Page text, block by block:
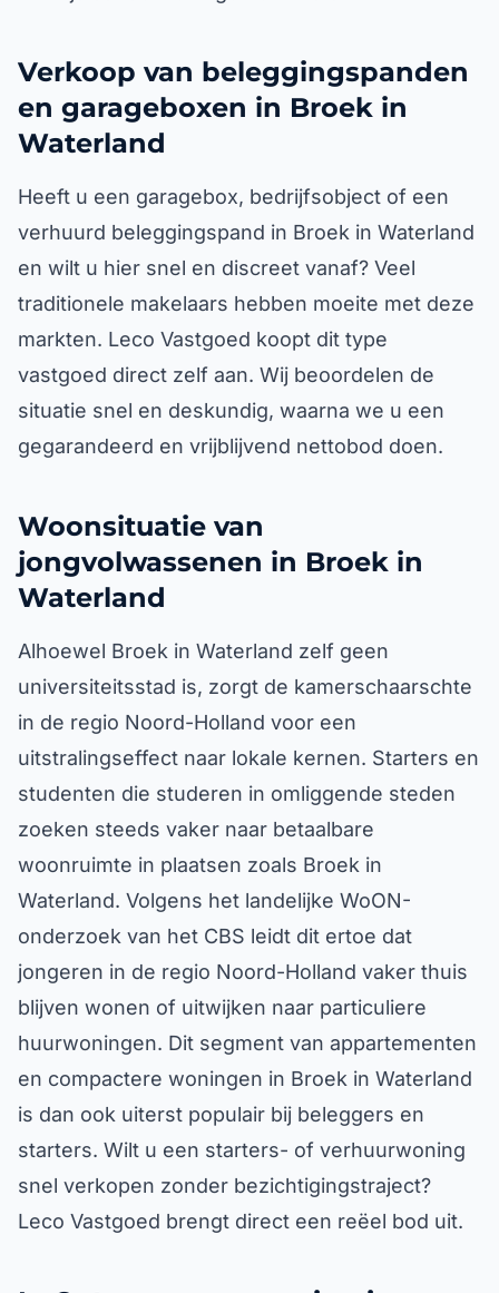
Verkoop van beleggingspanden
en garageboxen in Broek in
Waterland
Heeft u een garagebox, bedrijfsobject of een
verhuurd beleggingspand in Broek in Waterland
en wilt u hier snel en discreet vanaf? Veel
traditionele makelaars hebben moeite met deze
markten. Leco Vastgoed koopt dit type
vastgoed direct zelf aan. Wij beoordelen de
situatie snel en deskundig, waarna we u een
gegarandeerd en vrijblijvend nettobod doen.
Woonsituatie van
jongvolwassenen in Broek in
Waterland
Alhoewel Broek in Waterland zelf geen
universiteitsstad is, zorgt de kamerschaarschte
in de regio Noord-Holland voor een
uitstralingseffect naar lokale kernen. Starters en
studenten die studeren in omliggende steden
zoeken steeds vaker naar betaalbare
woonruimte in plaatsen zoals Broek in
Waterland. Volgens het landelijke WoON-
onderzoek van het CBS leidt dit ertoe dat
jongeren in de regio Noord-Holland vaker thuis
blijven wonen of uitwijken naar particuliere
huurwoningen. Dit segment van appartementen
en compactere woningen in Broek in Waterland
is dan ook uiterst populair bij beleggers en
starters. Wilt u een starters- of verhuurwoning
snel verkopen zonder bezichtigingstraject?
Leco Vastgoed brengt direct een reëel bod uit.